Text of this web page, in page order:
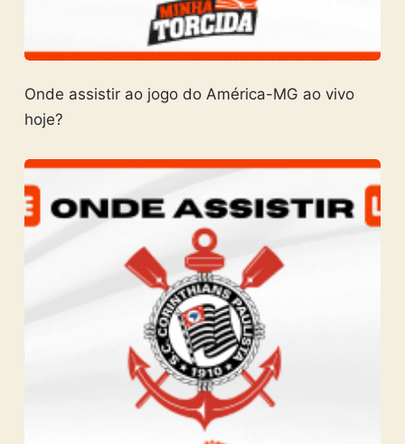
Onde assistir ao jogo do América-MG ao vivo
hoje?